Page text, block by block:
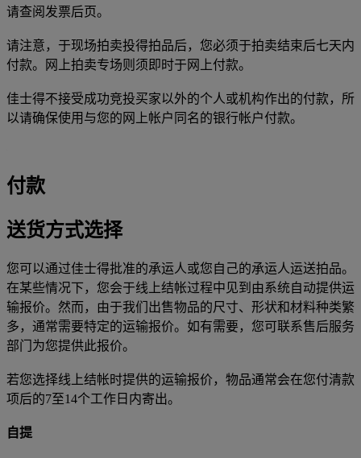
请查阅发票后页。
请注意，于现场拍卖投得拍品后，您必须于拍卖结束后七天内
付款。网上拍卖专场则须即时于网上付款。
佳士得不接受成功竞投买家以外的个人或机构作出的付款，所
以请确保使用与您的网上帐户同名的银行帐户付款。
付款
送货方式选择
您可以通过佳士得批准的承运人或您自己的承运人运送拍品。
在某些情况下，您会于线上结帐过程中见到由系统自动提供运
输报价。然而，由于我们出售物品的尺寸、形状和材料种类繁
多，通常需要特定的运输报价。如有需要，您可联系售后服务
部门为您提供此报价。
若您选择线上结帐时提供的运输报价，物品通常会在您付清款
项后的7至14个工作日内寄出。
自提